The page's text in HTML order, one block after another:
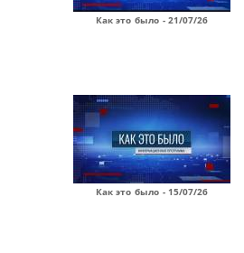
Как это было - 21/07/26
Как это было - 15/07/26